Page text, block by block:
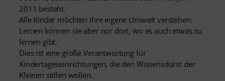
2011 besteht.
Alle Kinder möchten ihre eigene Umwelt verstehen.
Lernen können sie aber nur dort, wo es auch etwas zu
lernen gibt.
Dies ist eine große Verantwortung für
Kindertageseinrichtungen, die den Wissensdurst der
Kleinen stillen wollen.